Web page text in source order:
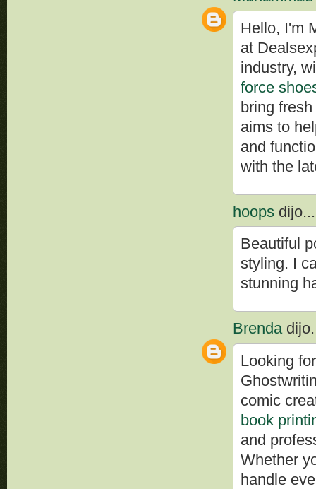
Hello, I'm
at
industry,
force
bring
aims to
and
with the
hoops dijo...
Beautiful
styling. I
stunning
Brenda
Looking
comic
book
and
Whether
handle